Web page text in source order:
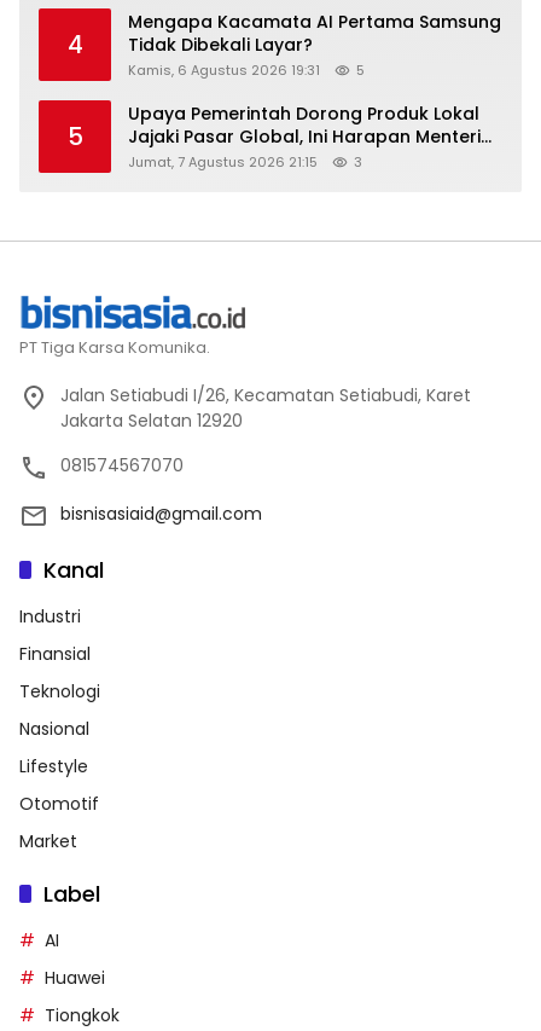
4
Mengapa Kacamata AI Pertama Samsung
Tidak Dibekali Layar?
Kamis, 6 Agustus 2026 19:31 5
5
Upaya Pemerintah Dorong Produk Lokal
Jajaki Pasar Global, Ini Harapan Menteri
Perindustrian RI Lewat ILT dan IGT Expo
Jumat, 7 Agustus 2026 21:15 3
PT Tiga Karsa Komunika.
Jalan Setiabudi I/26, Kecamatan Setiabudi, Karet
Jakarta Selatan 12920
081574567070
bisnisasiaid@gmail.com
Kanal
Industri
Finansial
Teknologi
Nasional
Lifestyle
Otomotif
Market
Label
AI
Huawei
Tiongkok